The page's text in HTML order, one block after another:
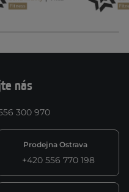
nás
300 970
Prodejna Ostrava
+420 556 770 198